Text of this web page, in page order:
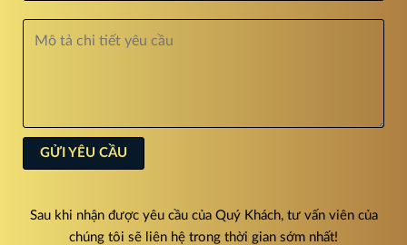
Sau khi nhận được yêu cầu của Quý Khách, tư vấn viên của
chúng tôi sẽ liên hệ trong thời gian sớm nhất!